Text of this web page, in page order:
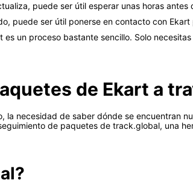
puede ser útil esperar unas horas antes
puede ser útil ponerse en contacto con
es un proceso bastante sencillo. Solo
de Ekart a
la necesidad de saber dónde se encuentran
de paquetes de track.global, una